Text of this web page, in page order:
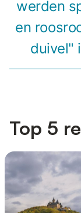
werden
en
duivel"
Top 5